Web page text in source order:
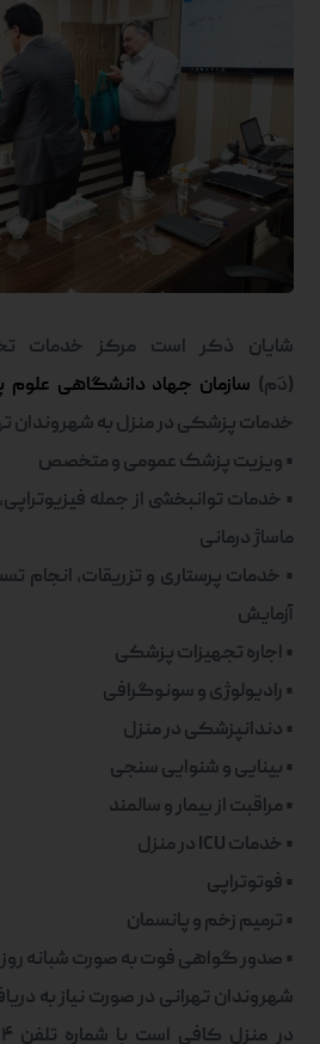
شایان ذکر است مرکز خدمات
(دَم) سازمان جهاد دانشگاهی علوم
خدمات پزشکی در منزل به شهروندان
• ویزیت پزشک عمومی و متخصص
• خدمات توانبخشی از جمله
ماساژ درمانی
• خدمات پرستاری و تزریقات، انجام
آزمایش
• اجاره تجهیزات پزشکی
• رادیولوژی و سونوگرافی
• دندانپزشکی در منزل
• بینایی و شنوایی سنجی
• مراقبت از بیمار و سالمند
• خدمات
در منزل
• فوتوتراپی
• ترمیم زخم و پانسمان
• صدور گواهی فوت به صورت شبانه
شهروندان تهرانی در صورت نیاز به
در منزل کافی است با شماره تلفن